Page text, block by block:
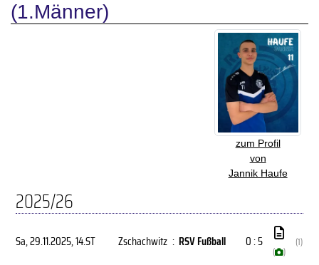
(1.Männer)
zum Profil
von
Jannik Haufe
2025/26
Sa, 29.11.2025, 14.ST Zschachwitz : RSV Fußball 0 : 5
( )
(1)